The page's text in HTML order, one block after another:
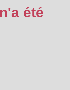
été